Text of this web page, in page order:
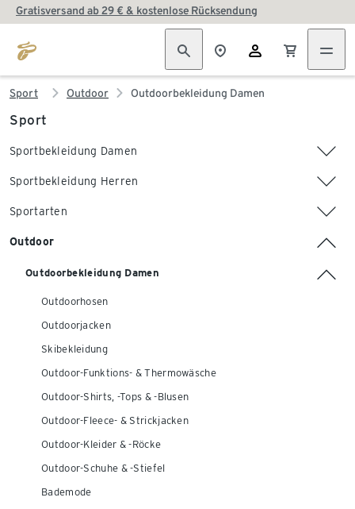
Gratisversand ab 29 € & kostenlose Rücksendung
Sport Outdoor Outdoorbekleidung Damen
Sport
Sportbekleidung Damen
Sportbekleidung Herren
Sportarten
Outdoor
Outdoorbekleidung Damen
Outdoorhosen
Outdoorjacken
Skibekleidung
Outdoor-Funktions- & Thermowäsche
Outdoor-Shirts, -Tops & -Blusen
Outdoor-Fleece- & Strickjacken
Outdoor-Kleider & -Röcke
Outdoor-Schuhe & -Stiefel
Bademode